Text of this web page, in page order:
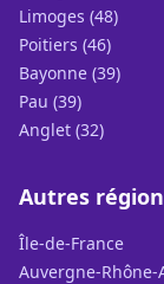
Limoges (48)
Poitiers (46)
Bayonne (39)
Pau (39)
Anglet (32)
Autres
Île-de-France
Auvergne-Rhône-